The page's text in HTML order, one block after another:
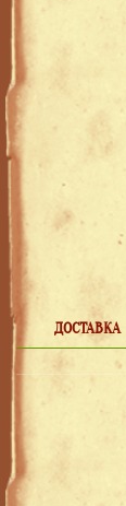
ДОСТАВКА